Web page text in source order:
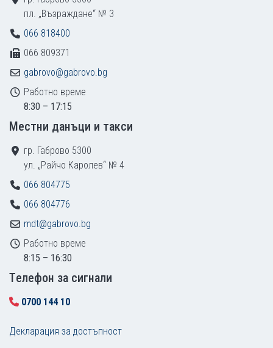
пл. „Възраждане“ № 3
066 818400
066 809371
gabrovo@gabrovo.bg
Работно време
8:30 – 17:15
Местни данъци и такси
гр. Габрово 5300
ул. „Райчо Каролев“ № 4
066 804775
066 804776
mdt@gabrovo.bg
Работно време
8:15 – 16:30
Tелефон за сигнали
0700 144 10
Декларация за достъпност